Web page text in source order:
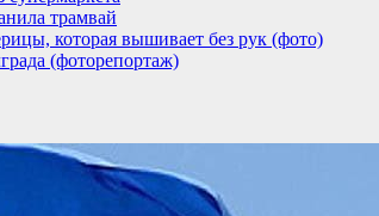
трамвай
которая вышивает без рук (фото)
(фоторепортаж)